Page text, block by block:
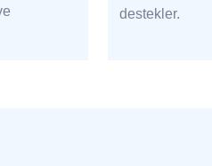
destekler.